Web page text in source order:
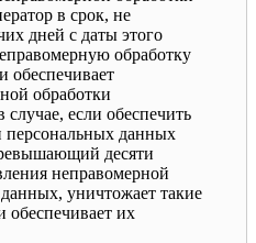
в срок, не
дней с даты этого
обработку
обеспечивает
обработки
если обеспечить
персональных данных
десяти
неправомерной
уничтожает такие
обеспечивает их